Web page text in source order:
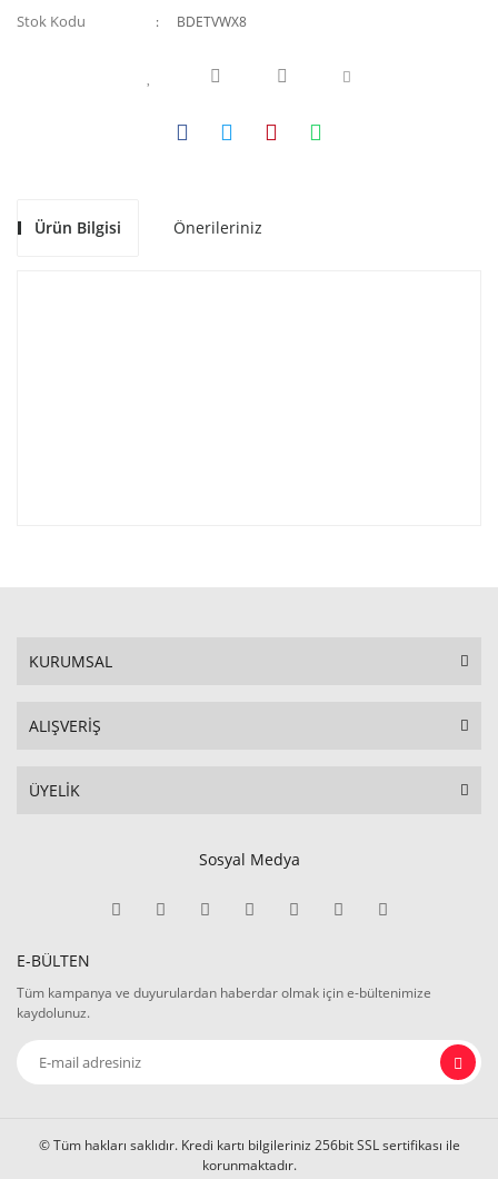
Stok Kodu BDETVWX8
Ürün Bilgisi Önerileriniz
KURUMSAL
ALIŞVERİŞ
ÜYELİK
Sosyal Medya
E-BÜLTEN
Tüm kampanya ve duyurulardan haberdar olmak için e-bültenimize
kaydolunuz.
© Tüm hakları saklıdır. Kredi kartı bilgileriniz 256bit SSL sertifikası ile
korunmaktadır.